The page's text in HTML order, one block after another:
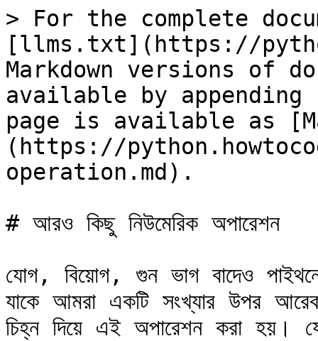
> For the complete
[llms.txt](https://
Markdown versions of
available by
page is available as
(https://
operation.md).
# আরও কিছু নিউমেরিক অপারেশন
যোগ, বিয়োগ, গুন ভাগ বাদেও
যাকে আমরা একটি সংখ্যার উপর
চিহ্ন দিয়ে এই অপারেশন করা হয়।